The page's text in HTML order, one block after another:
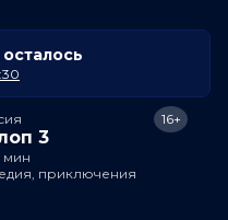
3
16+
мин
приключения